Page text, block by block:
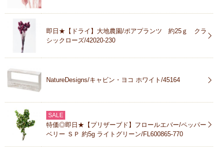
即日★【ドライ】大地農園/ポアプランツ 約25ｇ クラ
シックローズ/42020-230
NatureDesigns/キャビン・ヨコ ホワイト/45164
SALE
特価◎即日★【プリザーブド】フロールエバー/ペッパー
ベリー ＳＰ 約5g ライトグリーン/FL600865-770